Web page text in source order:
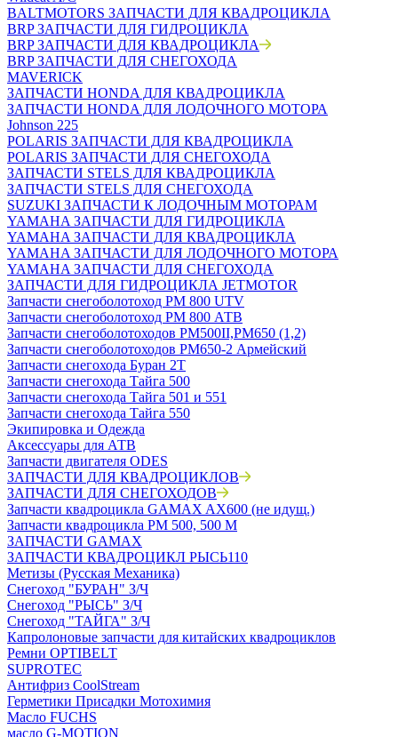
BALTMOTORS ЗАПЧАСТИ ДЛЯ КВАДРОЦИКЛА
BRP ЗАПЧАСТИ ДЛЯ ГИДРОЦИКЛА
BRP ЗАПЧАСТИ ДЛЯ КВАДРОЦИКЛА
BRP ЗАПЧАСТИ ДЛЯ СНЕГОХОДА
MAVERICK
ЗАПЧАСТИ HONDA ДЛЯ КВАДРОЦИКЛА
ЗАПЧАСТИ HONDA ДЛЯ ЛОДОЧНОГО МОТОРА
Johnson 225
POLARIS ЗАПЧАСТИ ДЛЯ КВАДРОЦИКЛА
POLARIS ЗАПЧАСТИ ДЛЯ СНЕГОХОДА
ЗАПЧАСТИ STELS ДЛЯ КВАДРОЦИКЛА
ЗАПЧАСТИ STELS ДЛЯ СНЕГОХОДА
SUZUKI ЗАПЧАСТИ К ЛОДОЧНЫМ МОТОРАМ
YAMAHA ЗАПЧАСТИ ДЛЯ ГИДРОЦИКЛА
YAMAHA ЗАПЧАСТИ ДЛЯ КВАДРОЦИКЛА
YAMAHA ЗАПЧАСТИ ДЛЯ ЛОДОЧНОГО МОТОРА
YAMAHA ЗАПЧАСТИ ДЛЯ СНЕГОХОДА
ЗАПЧАСТИ ДЛЯ ГИДРОЦИКЛА JETMOTOR
Запчасти снегоболотоход РМ 800 UTV
Запчасти снегоболотоход РМ 800 АТВ
Запчасти снегоболотоходов РМ500II,РМ650 (1,2)
Запчасти снегоболотоходов РМ650-2 Армейский
Запчасти снегохода Буран 2Т
Запчасти снегохода Тайга 500
Запчасти снегохода Тайга 501 и 551
Запчасти снегохода Тайга 550
Экипировка и Одежда
Аксессуары для АТВ
Запчасти двигателя ODES
ЗАПЧАСТИ ДЛЯ КВАДРОЦИКЛОВ
ЗАПЧАСТИ ДЛЯ СНЕГОХОДОВ
Запчасти квадроцикла GAMAX AX600 (не идущ.)
Запчасти квадроцикла РМ 500, 500 М
ЗАПЧАСТИ GAMAX
ЗАПЧАСТИ КВАДРОЦИКЛ РЫСЬ110
Метизы (Русская Механика)
Снегоход "БУРАН" З/Ч
Снегоход "РЫСЬ" З/Ч
Снегоход "ТАЙГА" З/Ч
Капролоновые запчасти для китайских квадроциклов
Ремни OPTIBELT
SUPROTEC
Антифриз CoolStream
Герметики Присадки Мотохимия
Масло FUCHS
масло G-MOTION